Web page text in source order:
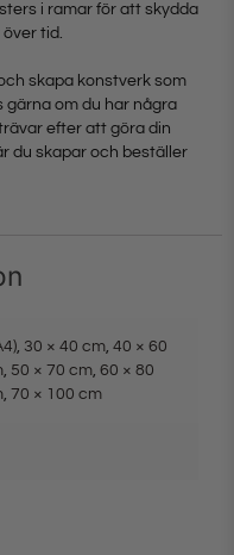
i ramar för att skydda
tid.
skapa konstverk som
gärna om du har några
efter att göra din
du skapar och beställer
, 30 × 40 cm, 40 × 60
, 50 × 70 cm, 60 × 80
, 70 × 100 cm